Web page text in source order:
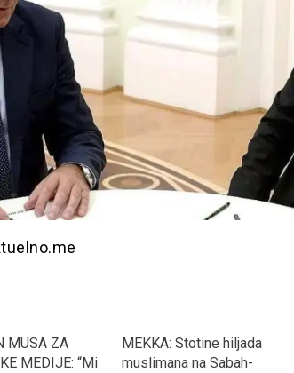
MUSA ZA
MEDIJE: “Mi
MEKKA: Stotine hiljada
muslimana na Sabah-